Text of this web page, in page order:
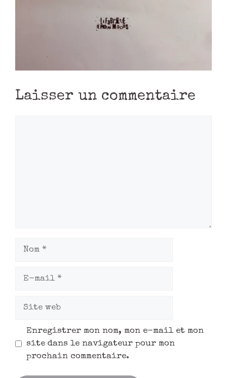
Laisser un commentaire
Enregistrer mon nom, mon e-mail et mon
site dans le navigateur pour mon
prochain commentaire.